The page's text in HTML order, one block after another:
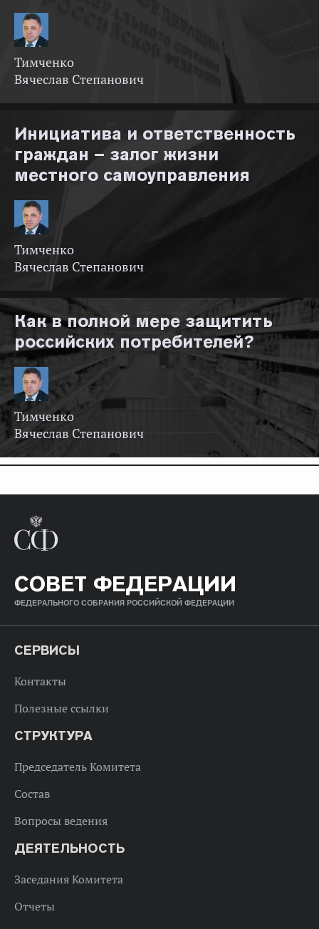
Тимченко
Вячеслав Степанович
Инициатива и ответственность
граждан – залог жизни
местного самоуправления
Тимченко
Вячеслав Степанович
Как в полной мере защитить
российских потребителей?
Тимченко
Вячеслав Степанович
СОВЕТ ФЕДЕРАЦИИ
ФЕДЕРАЛЬНОГО СОБРАНИЯ РОССИЙСКОЙ ФЕДЕРАЦИИ
СЕРВИСЫ
Контакты
Полезные ссылки
СТРУКТУРА
Председатель Комитета
Состав
Вопросы ведения
ДЕЯТЕЛЬНОСТЬ
Заседания Комитета
Отчеты